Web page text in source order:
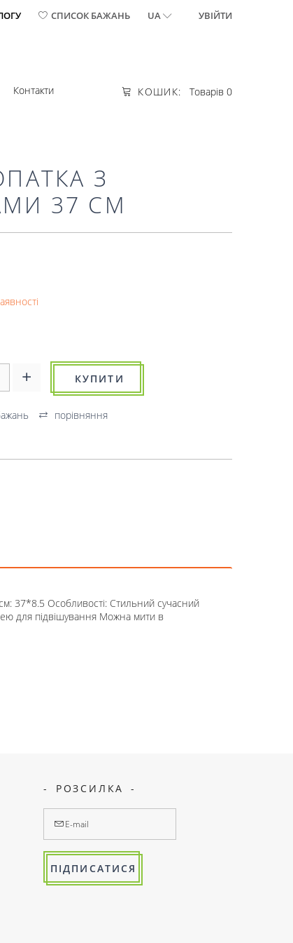
СПИСОК БАЖАНЬ UA УВІЙТИ
КОШИК: Товарів 0
Контакти
З
37 СМ
КУПИТИ
порівняння
37*8.5 Особливості: Стильний сучасний
для підвішування Можна мити в
РОЗСИЛКА
ПІДПИСАТИСЯ